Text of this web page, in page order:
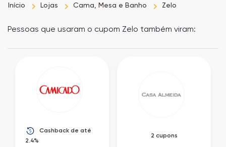
Início Lojas Cama, Mesa e Banho Zelo
Pessoas que usaram o cupom Zelo também viram:
Cashback de até
2.4%
2 cupons